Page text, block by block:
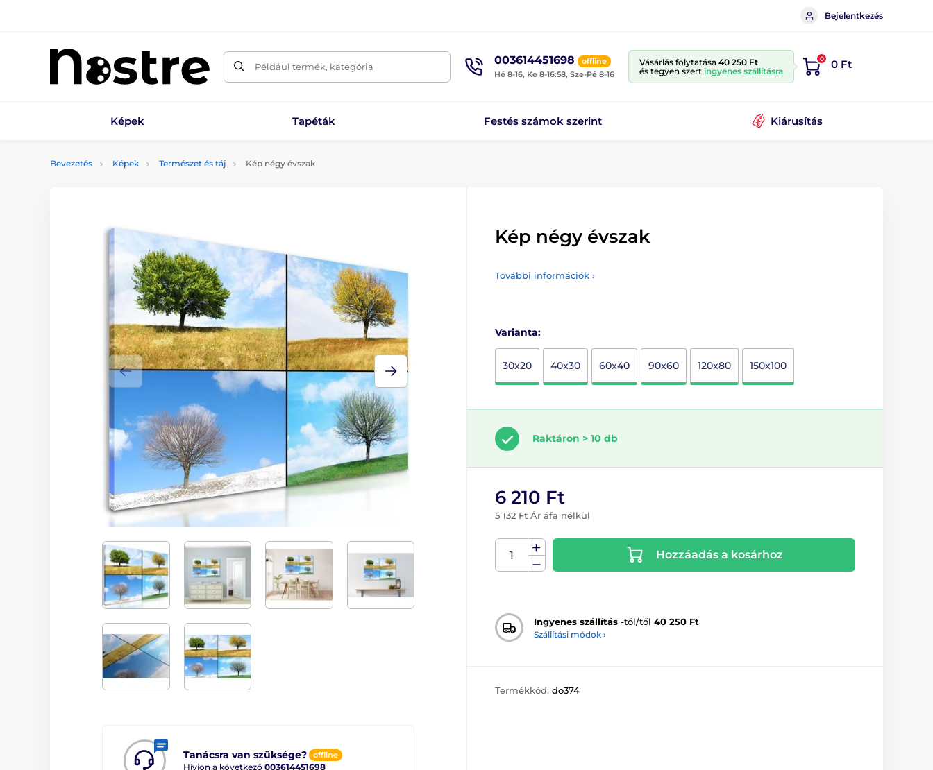
Bejelentkezés
Például termék, kategória 003614451698
offline
Hé 8-16, Ke 8-16:58, Sze-Pé 8-16
Vásárlás folytatása 40 250 Ft
és tegyen szert ingyenes szállításra
0 0 Ft
Képek Tapéták Festés számok szerint Kiárusítás
Bevezetés Képek Természet és táj Kép négy évszak
Tanácsra van szüksége? offline
Hívjon a következő 003614451698
Kép négy évszak
További információk ›
Varianta:
30x20 40x30 60x40 90x60 120x80 150x100
Raktáron > 10 db
6 210 Ft
5 132 Ft Ár áfa nélkül
Hozzáadás a kosárhoz
Ingyenes szállítás -tól/től 40 250 Ft
Szállítási módok ›
Termékkód: do374